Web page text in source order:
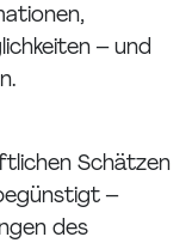
– und
Schätzen
–
des